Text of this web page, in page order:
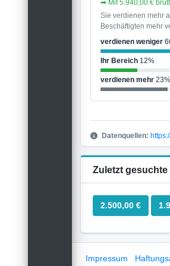
➡ Mit 5.940,00 €
Sie verdienen mehr
Beschäftigten mehr
verdienen weniger
Ihr Bereich 12%
verdienen mehr 23%
Datenquellen:
Zuletzt
2.500,00 €
Impressum